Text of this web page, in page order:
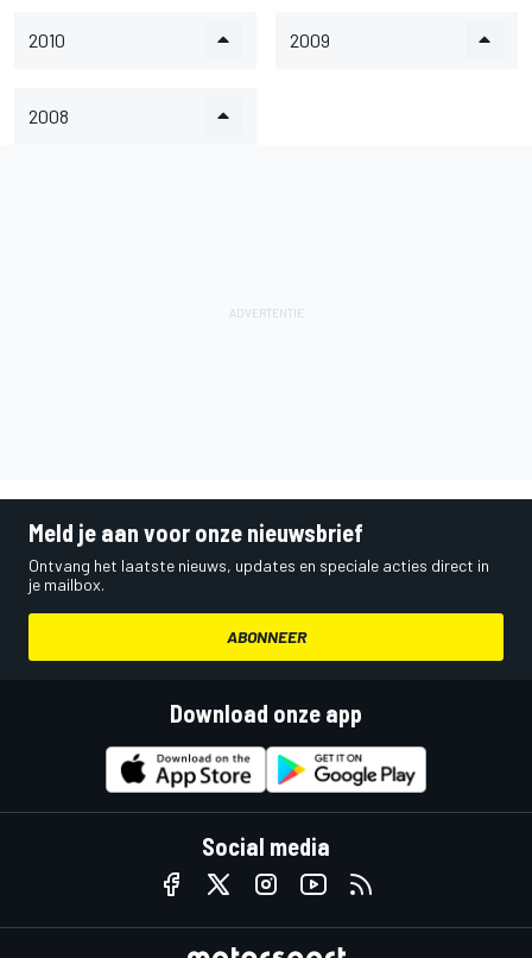
2010 2009
2008
Meld je aan voor onze nieuwsbrief
Ontvang het laatste nieuws, updates en speciale acties direct in
je mailbox.
ABONNEER
Download onze app
Social media